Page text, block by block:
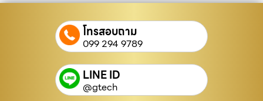
โทรสอบถาม
099 294 9789
LINE ID
@gtech